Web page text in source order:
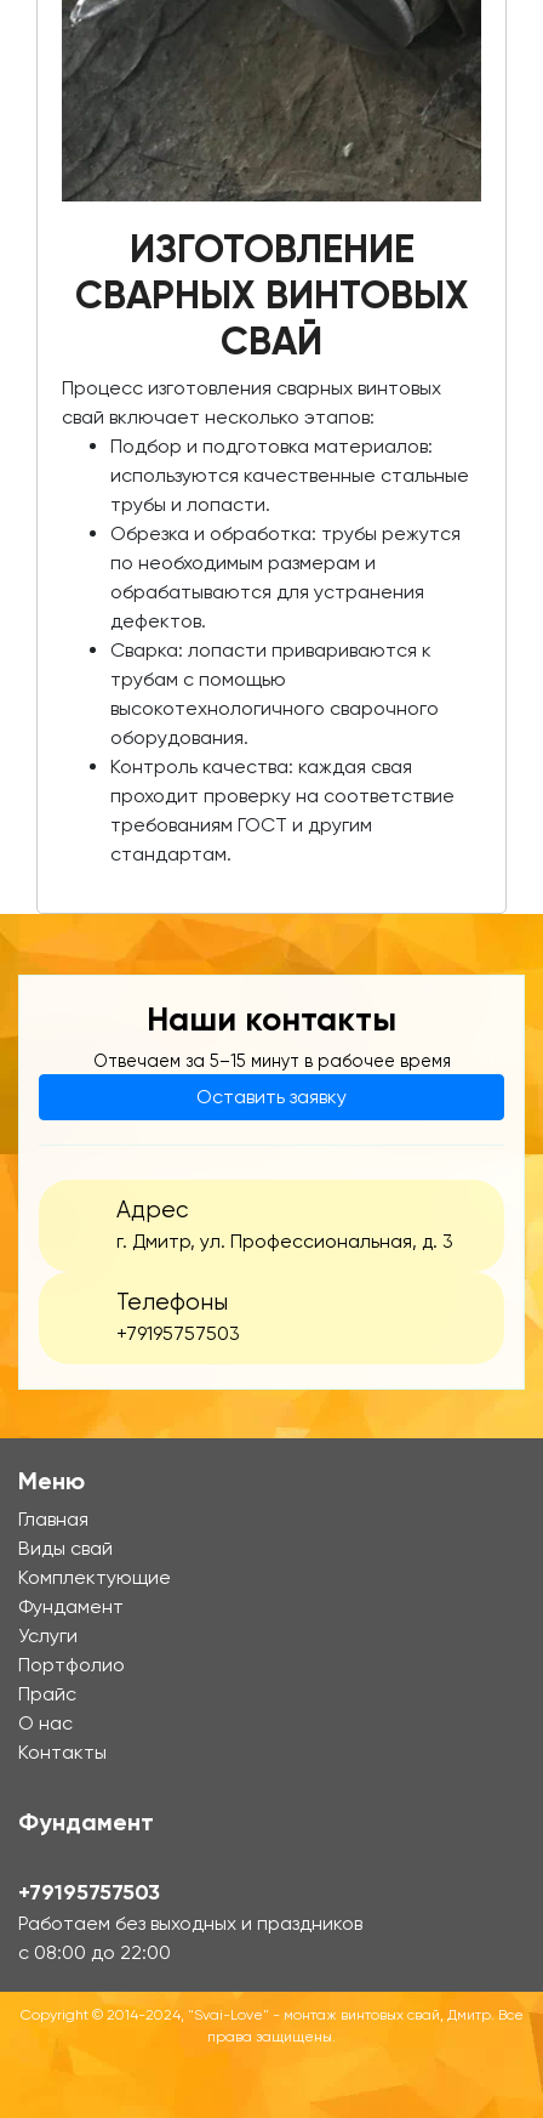
ИЗГОТОВЛЕНИЕ
СВАРНЫХ ВИНТОВЫХ
СВАЙ
Процесс изготовления сварных винтовых
свай включает несколько этапов:
Подбор и подготовка материалов:
используются качественные стальные
трубы и лопасти.
Обрезка и обработка: трубы режутся
по необходимым размерам и
обрабатываются для устранения
дефектов.
Сварка: лопасти привариваются к
трубам с помощью
высокотехнологичного сварочного
оборудования.
Контроль качества: каждая свая
проходит проверку на соответствие
требованиям ГОСТ и другим
стандартам.
Наши контакты
Отвечаем за 5–15 минут в рабочее время
Оставить заявку
Адрес
г. Дмитр, ул. Профессиональная, д. 3
Телефоны
+79195757503
Меню
Главная
Виды свай
Комплектующие
Фундамент
Услуги
Портфолио
Прайс
О нас
Контакты
Фундамент
+79195757503
Работаем без выходных и праздников
с 08:00 до 22:00
Copyright © 2014-2024, "Svai-Love" - монтаж винтовых свай, Дмитр. Все
права защищены.